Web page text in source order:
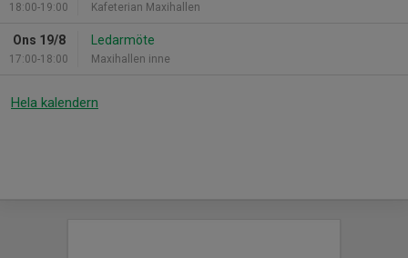
18:00-19:00 Kafeterian Maxihallen
Ons 19/8
17:00-18:00
Ledarmöte
Maxihallen inne
Hela kalendern